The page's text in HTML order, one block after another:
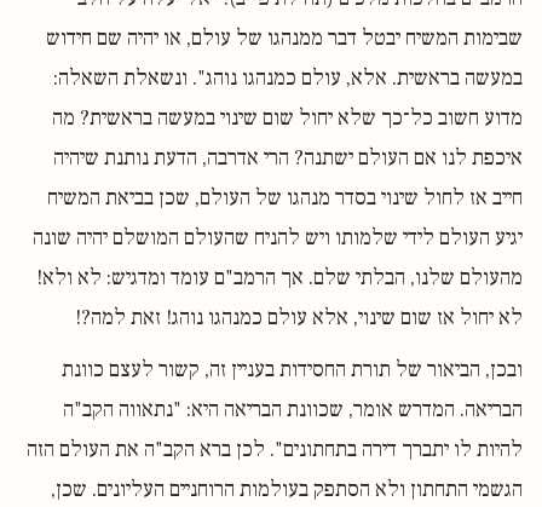
שבימות המשיח יבטל דבר ממנהגו של עולם, או יהיה שם חידוש
במעשה בראשית. אלא, עולם כמנהגו נוהג". ונשאלת השאלה:
מדוע חשוב כל־כך שלא יחול שום שינוי במעשה בראשית? מה
איכפת לנו אם העולם ישתנה? הרי אדרבה, הדעת נותנת שיהיה
חייב אז לחול שינוי בסדר מנהגו של העולם, שכן בביאת המשיח
יגיע העולם לידי שלמותו ויש להניח שהעולם המושלם יהיה שונה
מהעולם שלנו, הבלתי שלם. אך הרמב"ם עומד ומדגיש: לא ולא!
לא יחול אז שום שינוי, אלא עולם כמנהגו נוהג! זאת למה?!
ובכן, הביאור של תורת החסידות בעניין זה, קשור לעצם כוונת
הבריאה. המדרש אומר, שכוונת הבריאה היא: "נתאווה הקב"ה
להיות לו יתברך דירה בתחתונים". לכן ברא הקב"ה את העולם הזה
הגשמי התחתון ולא הסתפק בעולמות הרוחניים העליונים. שכן,